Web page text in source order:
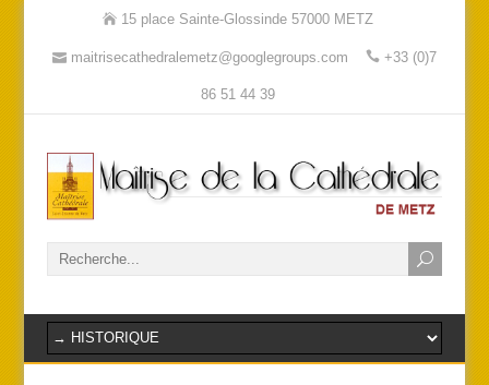
15 place Sainte-Glossinde 57000 METZ
maitrisecathedralemetz@googlegroups.com +33 (0)7
86 51 44 39